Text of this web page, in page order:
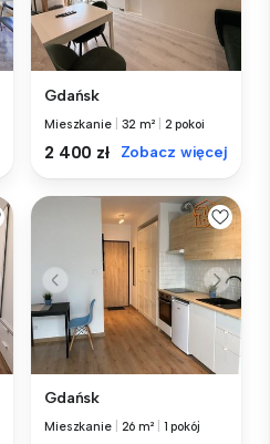
Gdańsk
Mieszkanie 32 m² 2 pokoi
2 400 zł Zobacz więcej
Gdańsk
Mieszkanie 26 m² 1 pokój